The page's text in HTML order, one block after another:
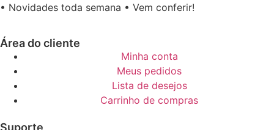
• Novidades toda semana • Vem conferir!
Área do cliente
Minha conta
Meus pedidos
Lista de desejos
Carrinho de compras